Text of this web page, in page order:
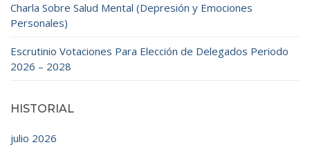
Charla Sobre Salud Mental (Depresión y Emociones
Personales)
Escrutinio Votaciones Para Elección de Delegados Periodo
2026 – 2028
HISTORIAL
julio 2026